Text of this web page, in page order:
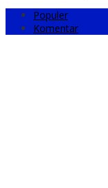
Populer
Komentar